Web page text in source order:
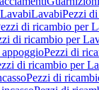
LavabiLavabiPezzi
di ricambio per
di ricambio per
Pezzi di
di ricambio per
Pezzi di